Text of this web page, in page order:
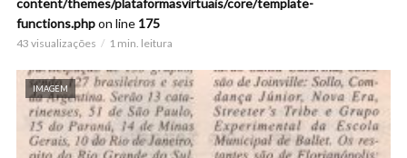
content/themes/plataformasvirtuais/core/template-
functions.phpon line 175
43 visualizações 1 min. leitura
IMAGEM